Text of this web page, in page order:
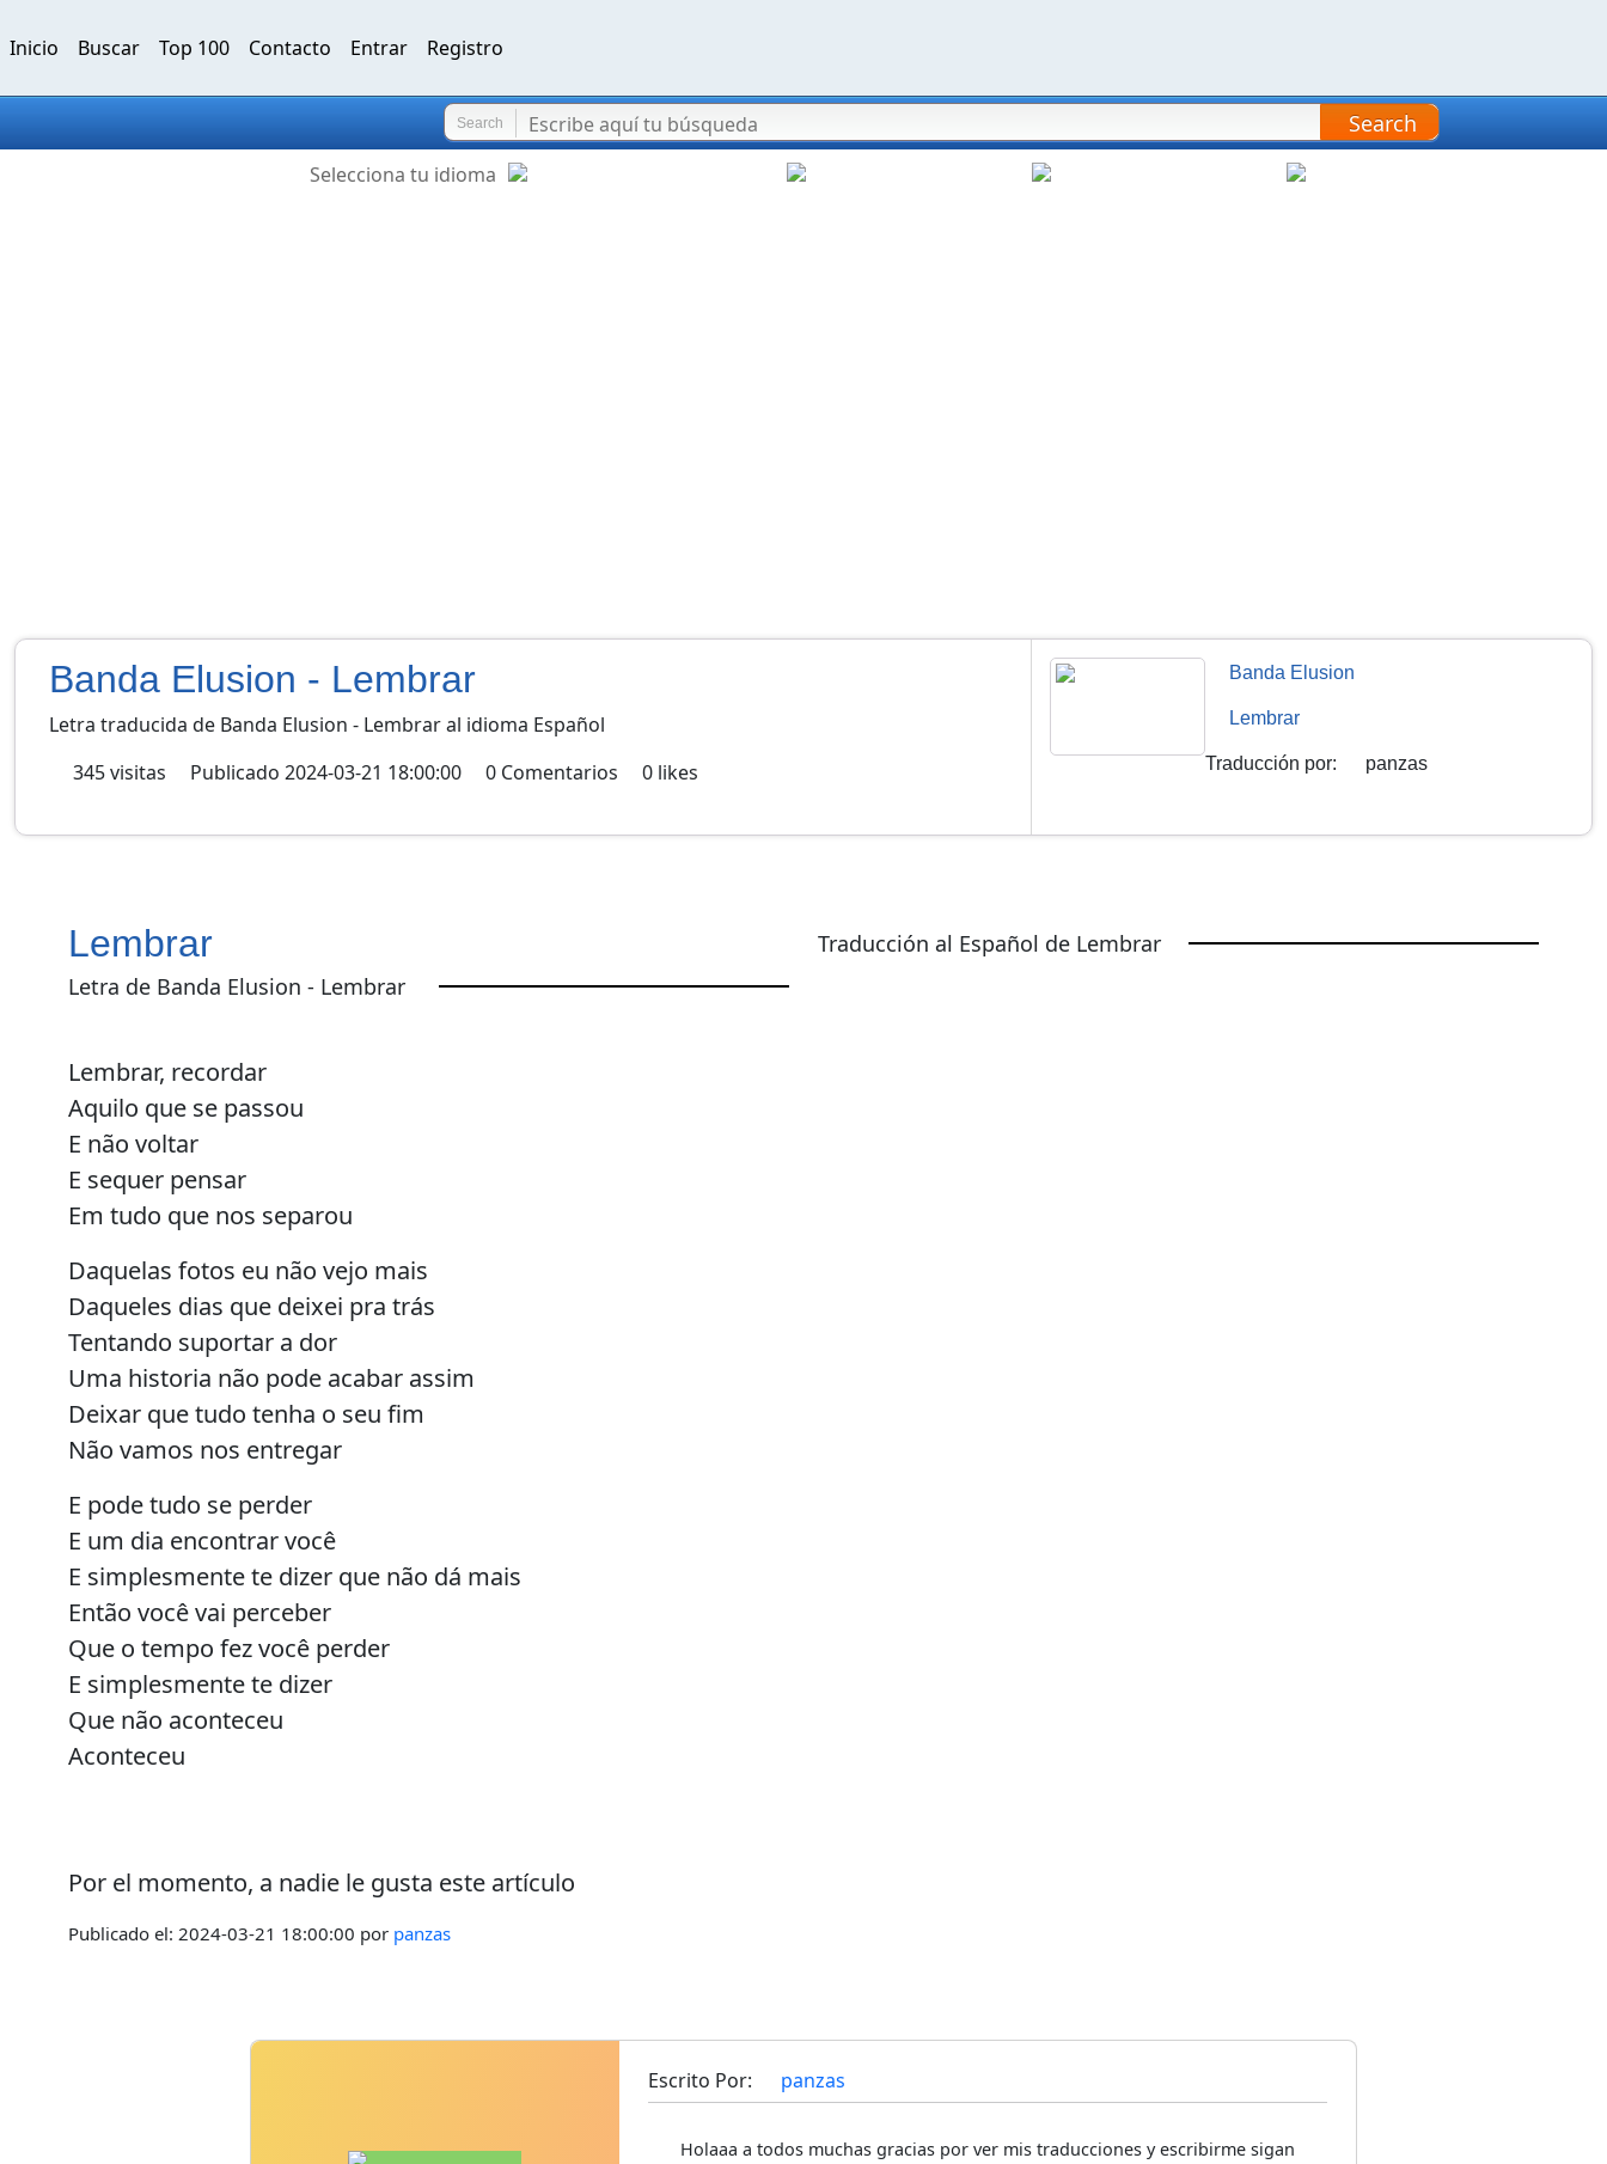
Inicio Buscar Top 100 Contacto Entrar Registro
Search Search
Selecciona tu idioma
Banda Elusion - Lembrar
Letra traducida de Banda Elusion - Lembrar al idioma Español
345visitas Publicado 2024-03-21 18:00:00 0 Comentarios 0 likes
Banda Elusion
Lembrar
Traducción por: panzas
Lembrar
Letra de Banda Elusion - Lembrar
Lembrar, recordar
Aquilo que se passou
E não voltar
E sequer pensar
Em tudo que nos separou
Daquelas fotos eu não vejo mais
Daqueles dias que deixei pra trás
Tentando suportar a dor
Uma historia não pode acabar assim
Deixar que tudo tenha o seu fim
Não vamos nos entregar
E pode tudo se perder
E um dia encontrar você
E simplesmente te dizer que não dá mais
Então você vai perceber
Que o tempo fez você perder
E simplesmente te dizer
Que não aconteceu
Aconteceu
Por el momento, a nadie le gusta este artículo
Publicado el: 2024-03-21 18:00:00 por panzas
Traducción al Español de Lembrar
Escrito Por: panzas
Holaaa a todos muchas gracias por ver mis traducciones y escribirme sigan